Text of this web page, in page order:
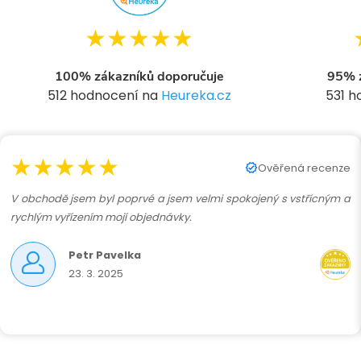
í
★★★★★
100% zákazníků doporučuje
512 hodnocení na Heureka.cz
95%
531
★★★★★ Ověřená recenze
V obchodě jsem byl poprvé a jsem velmi spokojený s vstřícným a
rychlým vyřízením mojí objednávky.
Petr Pavelka
23. 3. 2025